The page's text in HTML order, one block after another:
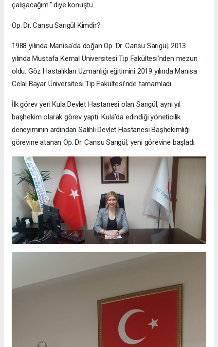
çalışacağım.” diye konuştu.
Op. Dr. Cansu Sarıgül Kimdir?
1988 yılında Manisa’da doğan Op. Dr. Cansu Sarıgül, 2013
yılında Mustafa Kemal Üniversitesi Tıp Fakültesi’nden mezun
oldu. Göz Hastalıkları Uzmanlığı eğitimini 2019 yılında Manisa
Celal Bayar Üniversitesi Tıp Fakültesi’nde tamamladı.
İlk görev yeri Kula Devlet Hastanesi olan Sarıgül, aynı yıl
başhekim olarak görev yaptı. Kula’da edindiği yöneticilik
deneyiminin ardından Salihli Devlet Hastanesi Başhekimliği
görevine atanan Op. Dr. Cansu Sarıgül, yeni görevine başladı.